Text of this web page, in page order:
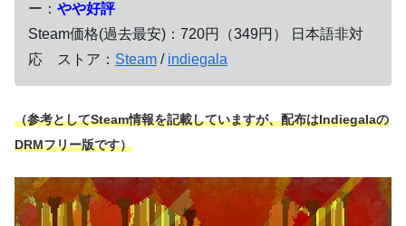
ー： やや好評
Steam価格(過去最安)：720円（349円） 日本語非対
応 ストア： Steam / indiegala
（参考としてSteam情報を記載していますが、配布はIndiegalaの
DRMフリー版です）